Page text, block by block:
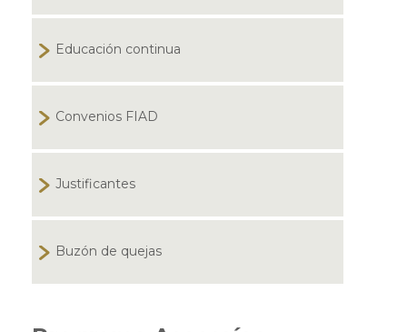
Educación continua
Convenios FIAD
Justificantes
Buzón de quejas